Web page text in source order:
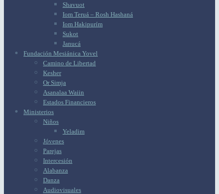
Shavuot
Iom Teruá – Rosh Hashaná
Iom Hakipurím
Sukot
Janucá
Fundación Mesiánica Yovel
Camino de Libertad
Kesher
Or Simja
Asanalaa Waiin
Estados Financieros
Ministerios
Niños
Yeladim
Jóvenes
Parejas
Intercesión
Alabanza
Danza
Audiovisuales